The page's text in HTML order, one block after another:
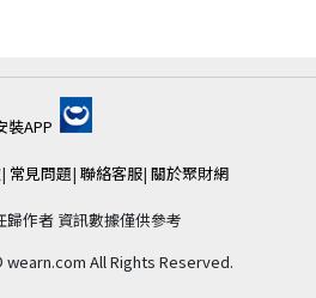
裝APP
| 常見問題| 聯絡客服| 關於聚財網
歸作者 資訊數據僅供參考
wearn.com All Rights Reserved.